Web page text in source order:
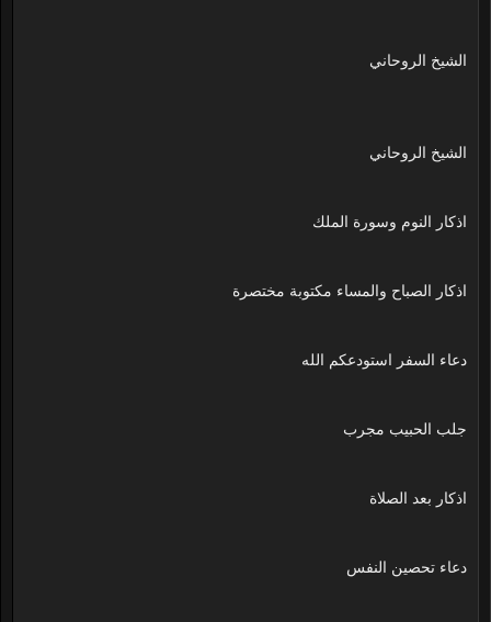
الشيخ الروحاني
الشيخ الروحاني
اذكار النوم وسورة الملك
اذكار الصباح والمساء مكتوبة مختصرة
دعاء السفر استودعكم الله
جلب الحبيب مجرب
اذكار بعد الصلاة
دعاء تحصين النفس